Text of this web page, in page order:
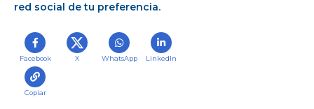
red social de tu preferencia.
Facebook X WhatsApp LinkedIn
Copiar